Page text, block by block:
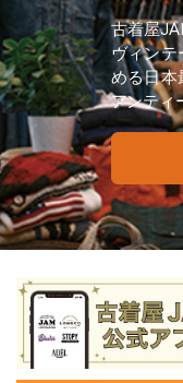
古着屋
ヴィンテ
める日本
アンティ